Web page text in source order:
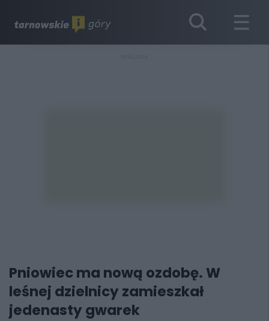
Pniowiec ma nową ozdobę. W
leśnej dzielnicy zamieszkał
jedenasty gwarek